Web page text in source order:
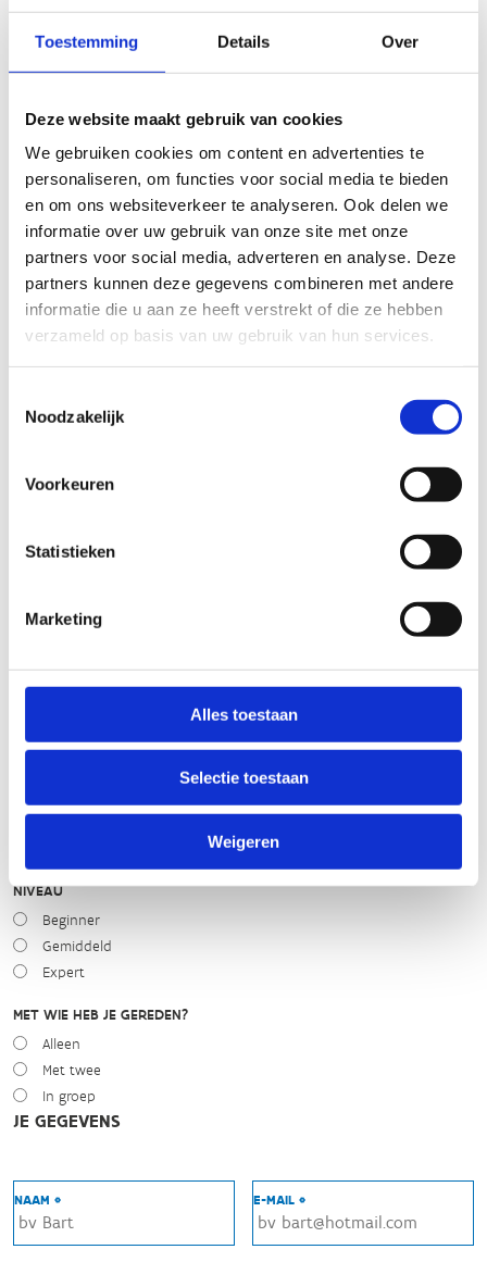
Toestemming Details Over
Deze website maakt gebruik van cookies
We gebruiken cookies om content en advertenties te
personaliseren, om functies voor social media te bieden
en om ons websiteverkeer te analyseren. Ook delen we
informatie over uw gebruik van onze site met onze
partners voor social media, adverteren en analyse. Deze
partners kunnen deze gegevens combineren met andere
informatie die u aan ze heeft verstrekt of die ze hebben
verzameld op basis van uw gebruik van hun services.
Noodzakelijk
Voorkeuren
Statistieken
Marketing
Alles toestaan
Selectie toestaan
Weigeren
slecht goed
licht zwaar
TECHNISCHE MOEILIJKHEIDSGRAAD
makkelijk moeilijk
TIP:ontbrekende signalisatie kan je melden via het
STAAT VAN PARCOURS(ONDERGROND, BEGROEIING, ONDERHOUD)
Droog
NIVEAU
Beginner
Gemiddeld
Expert
MET WIE HEB JE GEREDEN?
Alleen
Met twee
In groep
JE GEGEVENS
NAAM * E-MAIL *